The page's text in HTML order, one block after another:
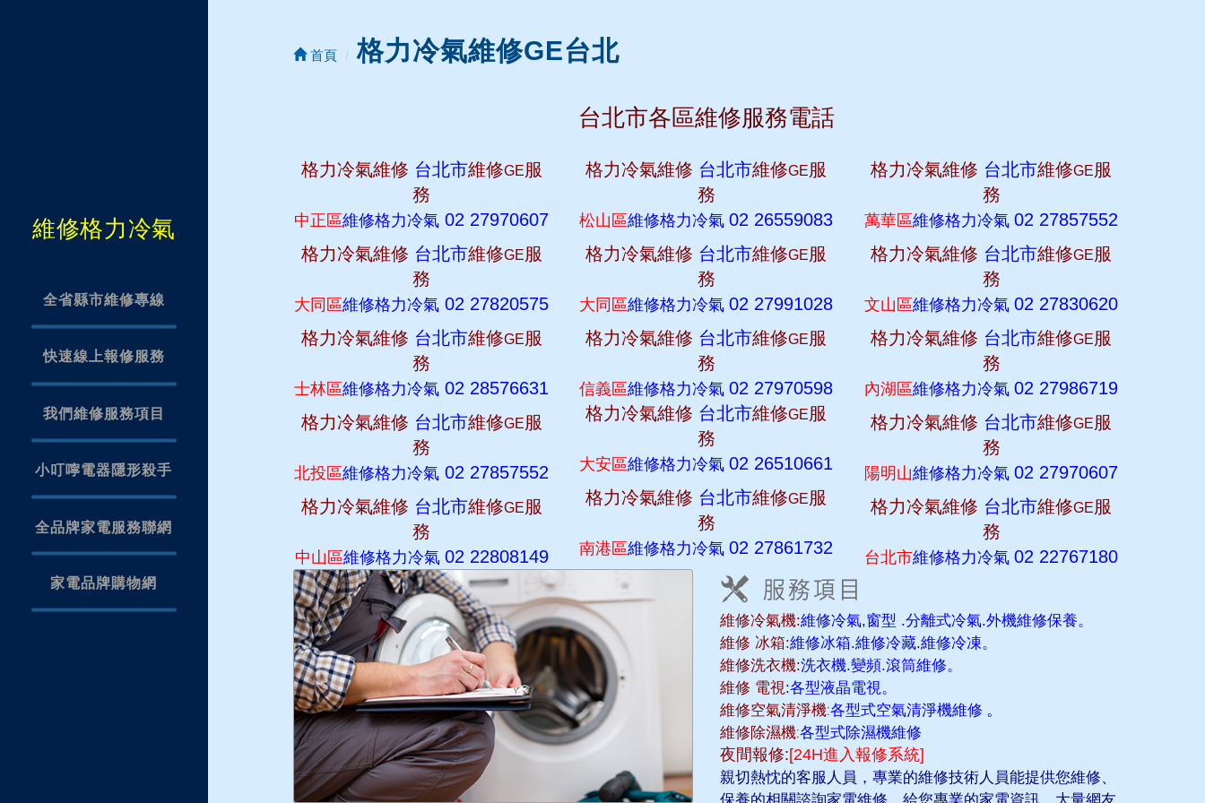
維修格力冷氣
全省縣市維修專線
快速線上報修服務
我們維修服務項目
小叮嚀電器隱形殺手
全品牌家電服務聯網
家電品牌購物網
首頁 格力冷氣維修GE台北
台北市各區維修服務電話
格力冷氣維修 台北市維修GE服
務
中正區維修格力冷氣 02 27970607
格力冷氣維修 台北市維修GE服
務
大同區維修格力冷氣 02 27820575
格力冷氣維修 台北市維修GE服
務
士林區維修格力冷氣 02 28576631
格力冷氣維修 台北市維修GE服
務
北投區維修格力冷氣 02 27857552
格力冷氣維修 台北市維修GE服
務
中山區維修格力冷氣 02 22808149
格力冷氣維修 台北市維修GE服
務
松山區維修格力冷氣02 26559083
格力冷氣維修 台北市維修GE服
務
大同區維修格力冷氣02 27991028
格力冷氣維修 台北市維修GE服
務
信義區維修格力冷氣02 27970598
格力冷氣維修 台北市維修GE服
務
大安區維修格力冷氣02 26510661
格力冷氣維修 台北市維修GE服
務
南港區維修格力冷氣02 27861732
格力冷氣維修 台北市維修GE服
務
萬華區維修格力冷氣02 27857552
格力冷氣維修 台北市維修GE服
務
文山區維修格力冷氣02 27830620
格力冷氣維修 台北市維修GE服
務
內湖區維修格力冷氣02 27986719
格力冷氣維修 台北市維修GE服
務
陽明山維修格力冷氣02 27970607
格力冷氣維修 台北市維修GE服
務
台北市維修格力冷氣02 22767180
維修冷氣機:維修冷氣,窗型 .分離式冷氣.外機維修保養。
維修 冰箱:維修冰箱.維修冷藏.維修冷凍。
維修洗衣機:洗衣機.變頻.滾筒維修。
維修 電視:各型液晶電視。
維修空氣清淨機:各型式空氣清淨機維修 。
維修除濕機:各型式除濕機維修
夜間報修:[24H進入報修系統]
親切熱忱的客服人員，專業的維修技術人員能提供您維修、